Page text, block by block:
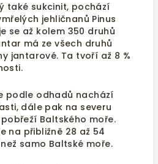
také sukcinit, pochází
jehličnanů Pinus
se až kolem 350 druhů
má ze všech druhů
jantarové. Ta tvoří až 8 %
podle odhadů nachází
dále pak na severu
Baltského moře.
na přibližně 28 až 54
samo Baltské moře.